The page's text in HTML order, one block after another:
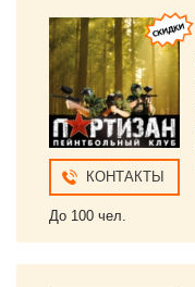
КОНТАКТЫ
До 100 чел.